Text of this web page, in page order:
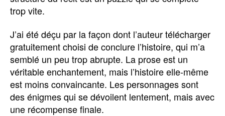
trop vite.
J’ai été déçu par la façon dont l’auteur télécharger
gratuitement choisi de conclure l’histoire, qui m’a
semblé un peu trop abrupte. La prose est un
véritable enchantement, mais l’histoire elle-même
est moins convaincante. Les personnages sont
des énigmes qui se dévoilent lentement, mais avec
une récompense finale.